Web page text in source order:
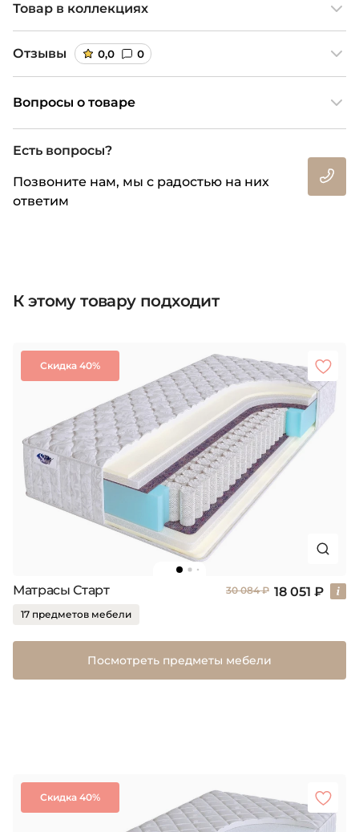
Товар в коллекциях
Отзывы 0,0 0
Вопросы о товаре
Есть вопросы?
Позвоните нам, мы с радостью на них
ответим
К этому товару подходит
Скидка 40%
Матрасы Старт 30 084 ₽ 18 051 ₽
17 предметов мебели
Посмотреть предметы мебели
Скидка 40%